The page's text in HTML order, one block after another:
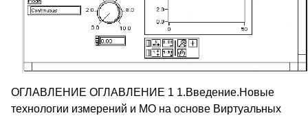
ОГЛАВЛЕНИЕ ОГЛАВЛЕНИЕ 1 1.Введение.Новые
технологии измерений и МО на основе Виртуальных